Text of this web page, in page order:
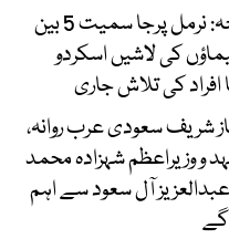
براڈ پیک سانحہ: نرمل پرجا سمیت 5 بین
کی لاشیں اسکردو
شریف سعودی عرب روانہ،
و وزیراعظم شہزادہ محمد
آل سعود سے اہم
گے